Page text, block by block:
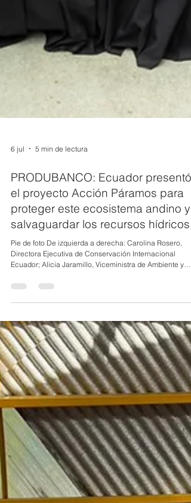
6 jul 5 min de lectura
PRODUBANCO: Ecuador presentó
el proyecto Acción Páramos para
proteger este ecosistema andino y
salvaguardar los recursos hídricos
Pie de foto De izquierda a derecha: Carolina Rosero,
Directora Ejecutiva de Conservación Internacional
Marino Costero MAE; Juan Andrés Delgado, Director
Gobierno y Asuntos Corporativos de Produbanco. Ecuador
lanzó Acción Páramos, un proyecto de cinco años de
duración orientado a conservar y restaurar los páramos
del país, ecosistemas de alta montaña que proveen